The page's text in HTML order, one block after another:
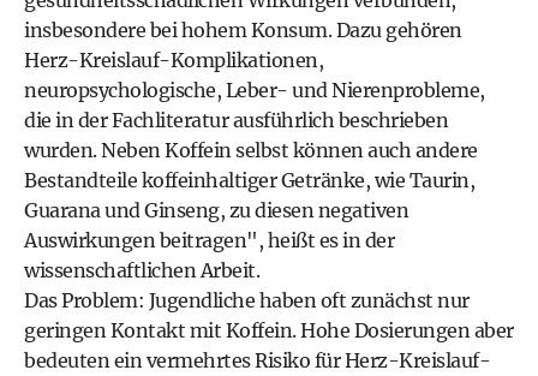
insbesondere bei hohem Konsum. Dazu gehören
Herz-Kreislauf-Komplikationen,
neuropsychologische, Leber- und Nierenprobleme,
die in der Fachliteratur ausführlich beschrieben
wurden. Neben Koffein selbst können auch andere
Bestandteile koffeinhaltiger Getränke, wie Taurin,
Guarana und Ginseng, zu diesen negativen
Auswirkungen beitragen", heißt es in der
wissenschaftlichen Arbeit.
Das Problem: Jugendliche haben oft zunächst nur
geringen Kontakt mit Koffein. Hohe Dosierungen aber
bedeuten ein vermehrtes Risiko für Herz-Kreislauf-